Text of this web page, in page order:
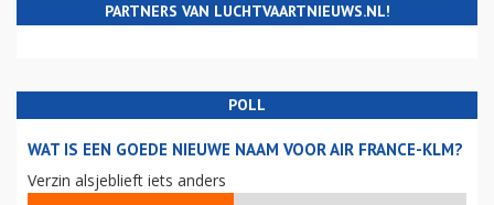
PARTNERS VAN LUCHTVAARTNIEUWS.NL!
POLL
WAT IS EEN GOEDE NIEUWE NAAM VOOR AIR FRANCE-KLM?
Verzin alsjeblieft iets anders